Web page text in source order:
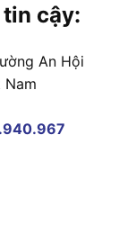
cậy:
An Hội
Nam